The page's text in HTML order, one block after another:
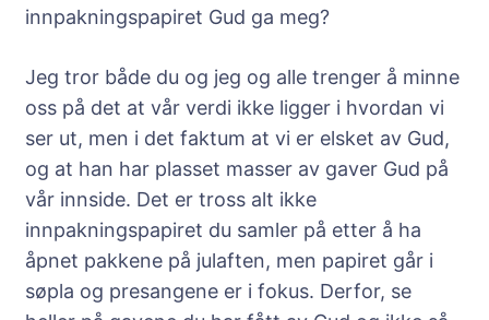
innpakningspapiret Gud ga meg?
Jeg tror både du og jeg og alle trenger å minne
oss på det at vår verdi ikke ligger i hvordan vi
ser ut, men i det faktum at vi er elsket av Gud,
og at han har plasset masser av gaver Gud på
vår innside. Det er tross alt ikke
innpakningspapiret du samler på etter å ha
åpnet pakkene på julaften, men papiret går i
søpla og presangene er i fokus. Derfor, se